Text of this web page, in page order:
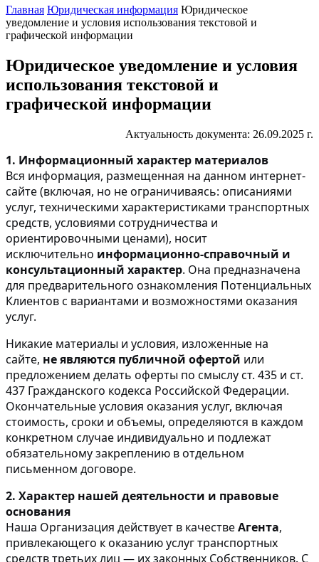
Главная Юридическая информация Юридическое
уведомление и условия использования текстовой и
графической информации
Юридическое уведомление и условия
использования текстовой и
графической информации
Актуальность документа: 26.09.2025 г.
1. Информационный характер материалов
Вся информация, размещенная на данном интернет-
сайте (включая, но не ограничиваясь: описаниями
услуг, техническими характеристиками транспортных
средств, условиями сотрудничества и
ориентировочными ценами), носит
исключительно информационно-справочный и
консультационный характер. Она предназначена
для предварительного ознакомления Потенциальных
Клиентов с вариантами и возможностями оказания
услуг.
Никакие материалы и условия, изложенные на
сайте, не являются публичной офертой или
предложением делать оферты по смыслу ст. 435 и ст.
437 Гражданского кодекса Российской Федерации.
Окончательные условия оказания услуг, включая
стоимость, сроки и объемы, определяются в каждом
конкретном случае индивидуально и подлежат
обязательному закреплению в отдельном
письменном договоре.
2. Характер нашей деятельности и правовые
основания
Наша Организация действует в качествеАгента,
привлекающего к оказанию услуг транспортных
средств третьих лиц — их законных Собственников. С